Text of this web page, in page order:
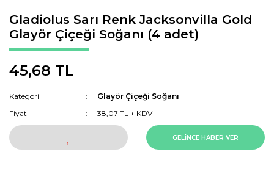
Gladiolus Sarı Renk Jacksonvilla Gold
Glayör Çiçeği Soğanı (4 adet)
45,68 TL
Kategori
Glayör Çiçeği Soğanı
Fiyat
38,07 TL + KDV
GELİNCE HABER VER